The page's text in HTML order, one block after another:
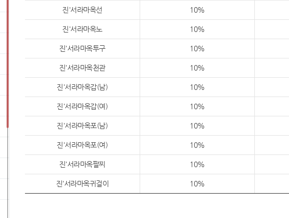
진'서라마옥선 10%
진'서라마옥노 10%
진'서라마옥투구 10%
진'서라마옥천관 10%
진'서라마옥갑(남) 10%
진'서라마옥갑(여) 10%
진'서라마옥포(남) 10%
진'서라마옥포(여) 10%
진'서라마옥팔찌 10%
진'서라마옥귀걸이 10%